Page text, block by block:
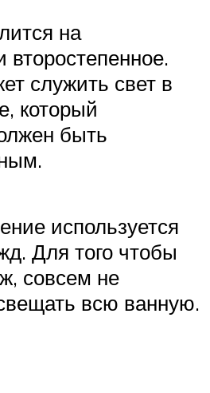
на
второстепенное.
служить свет в
который
быть
используется
Для того чтобы
совсем не
всю ванную.